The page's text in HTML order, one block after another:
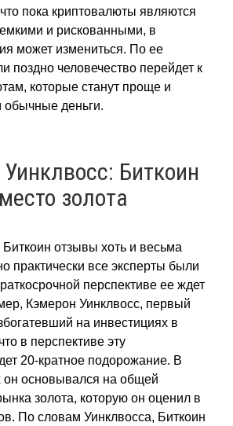
пока криптовалюты являются
и рискованными, в
может измениться. По ее
поздно человечество перейдет к
которые станут проще и
обычные деньги.
Биткоин
золота
отзывы хоть и весьма
практически все эксперты были
перспективе ее ждет
Кэмерон Уинклвосс, первый
на инвестициях в
в перспективе эту
20-кратное подорожание. В
он основывался на общей
золота, которую он оценил в
По словам Уинклвосса, Биткоин